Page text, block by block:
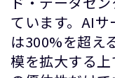
ています。AI
は300%を超え
模を拡大する